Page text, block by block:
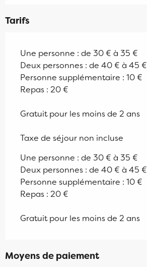
Tarifs
Une personne : de 30 € à 35 €
Deux personnes : de 40 € à 45 €
Personne supplémentaire : 10 €
Repas : 20 €
Gratuit pour les moins de 2 ans
Taxe de séjour non incluse
Une personne : de 30 € à 35 €
Deux personnes : de 40 € à 45 €
Personne supplémentaire : 10 €
Repas : 20 €
Gratuit pour les moins de 2 ans
Moyens de paiement